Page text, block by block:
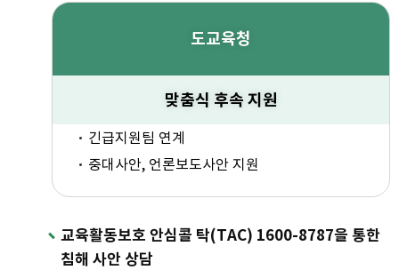
도교육청
맞춤식 후속 지원
긴급지원팀 연계
중대사안, 언론보도사안 지원
교육활동보호 안심콜 탁(TAC) 1600-8787을 통한
침해 사안 상담